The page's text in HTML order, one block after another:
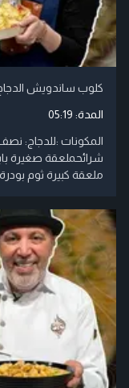
كلوب ساندويش
المدة: 05:19
المكونات :للدجاج:
شرائحملعقة صغيرة
ملعقة كبيرة ثوم